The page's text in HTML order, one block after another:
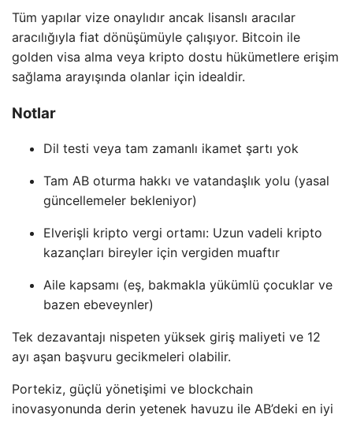
Tüm yapılar vize onaylıdır ancak lisanslı aracılar
aracılığıyla fiat dönüşümüyle çalışıyor. Bitcoin ile
golden visa alma veya kripto dostu hükümetlere erişim
sağlama arayışında olanlar için idealdir.
Notlar
Dil testi veya tam zamanlı ikamet şartı yok
Tam AB oturma hakkı ve vatandaşlık yolu (yasal
güncellemeler bekleniyor)
Elverişli kripto vergi ortamı: Uzun vadeli kripto
kazançları bireyler için vergiden muaftır
Aile kapsamı (eş, bakmakla yükümlü çocuklar ve
bazen ebeveynler)
Tek dezavantajı nispeten yüksek giriş maliyeti ve 12
ayı aşan başvuru gecikmeleri olabilir.
Portekiz, güçlü yönetişimi ve blockchain
inovasyonunda derin yetenek havuzu ile AB’deki en iyi